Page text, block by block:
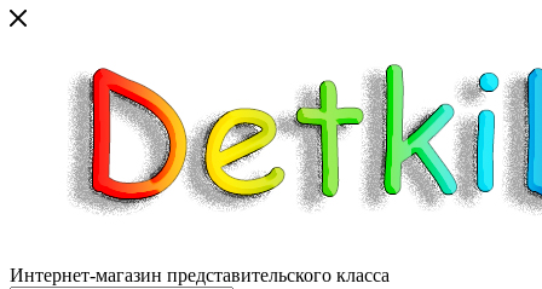
Интернет-магазин представительского класса